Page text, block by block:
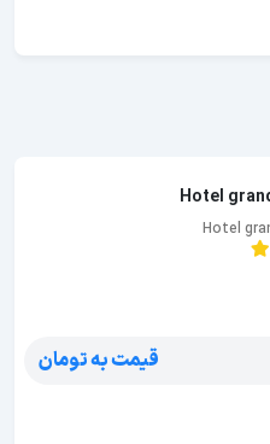
Hotel
Hotel
قیمت به تومان